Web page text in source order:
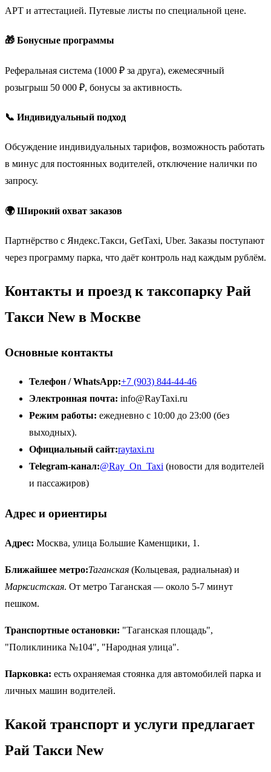
АРТ и аттестацией. Путевые листы по специальной цене.
🎁 Бонусные программы
Реферальная система (1000 ₽ за друга), ежемесячный
розыгрыш 50 000 ₽, бонусы за активность.
📞 Индивидуальный подход
Обсуждение индивидуальных тарифов, возможность работать
в минус для постоянных водителей, отключение налички по
запросу.
🌍 Широкий охват заказов
Партнёрство с Яндекс.Такси, GetTaxi, Uber. Заказы поступают
через программу парка, что даёт контроль над каждым рублём.
Контакты и проезд к таксопарку Рай
Такси New в Москве
Основные контакты
Телефон / WhatsApp:+7 (903) 844-44-46
Электронная почта: info@RayTaxi.ru
Режим работы: ежедневно с 10:00 до 23:00 (без
выходных).
Официальный сайт:raytaxi.ru
Telegram-канал:@Ray_On_Taxi (новости для водителей
и пассажиров)
Адрес и ориентиры
Адрес: Москва, улица Большие Каменщики, 1.
Ближайшее метро:Таганская (Кольцевая, радиальная) и
Марксистская. От метро Таганская — около 5-7 минут
пешком.
Транспортные остановки: "Таганская площадь",
"Поликлиника №104", "Народная улица".
Парковка: есть охраняемая стоянка для автомобилей парка и
личных машин водителей.
Какой транспорт и услуги предлагает
Рай Такси New